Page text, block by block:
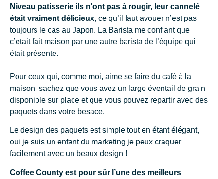
Niveau patisserie ils n’ont pas à rougir, leur cannelé
était vraiment délicieux, ce qu’il faut avouer n’est pas
toujours le cas au Japon. La Barista me confiant que
c’était fait maison par une autre barista de l’équipe qui
était présente.
Pour ceux qui, comme moi, aime se faire du café à la
maison, sachez que vous avez un large éventail de grain
disponible sur place et que vous pouvez repartir avec des
paquets dans votre besace.
Le design des paquets est simple tout en étant élégant,
oui je suis un enfant du marketing je peux craquer
facilement avec un beaux design !
Coffee County est pour sûr l’une des meilleurs